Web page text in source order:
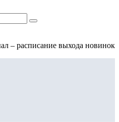
– расписание выхода новинок